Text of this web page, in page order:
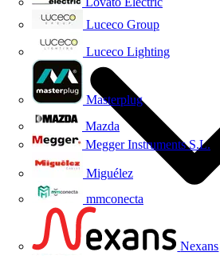
Luceco Group
Luceco Lighting
Masterplug
Mazda
Megger Instruments S.L.
Miguélez
mmconecta
Nexans